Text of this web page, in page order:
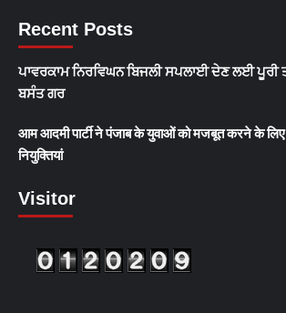
Recent Posts
ਪਾਵਰਕਾਮ ਨਿਰਵਿਘਨ ਬਿਜਲੀ ਸਪਲਾਈ ਦੇਣ ਲਈ ਪੂਰੀ
ਬਸੰਤ ਗਰ
आम आदमी पार्टी ने पंजाब के युवाओं को मजबूत करने के
नियुक्तियां
Visitor